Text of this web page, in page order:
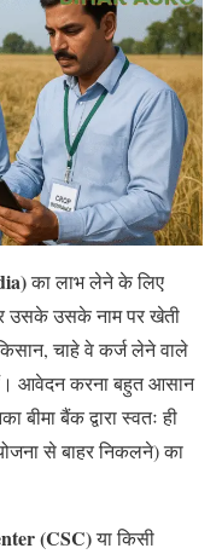
का लाभ लेने के लिए
उसके उसके नाम पर खेती
चाहे वे कर्ज लेने वाले
हैं। आवेदन करना बहुत आसान
बैंक द्वारा स्वतः ही
से बाहर निकलने) का
(CSC)या किसी